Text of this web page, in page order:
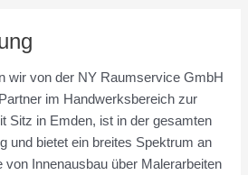
wir von der NY Raumservice GmbH
im Handwerksbereich zur
Sitz in Emden, ist in der gesamten
und bietet ein breites Spektrum an
von Innenausbau über Malerarbeiten